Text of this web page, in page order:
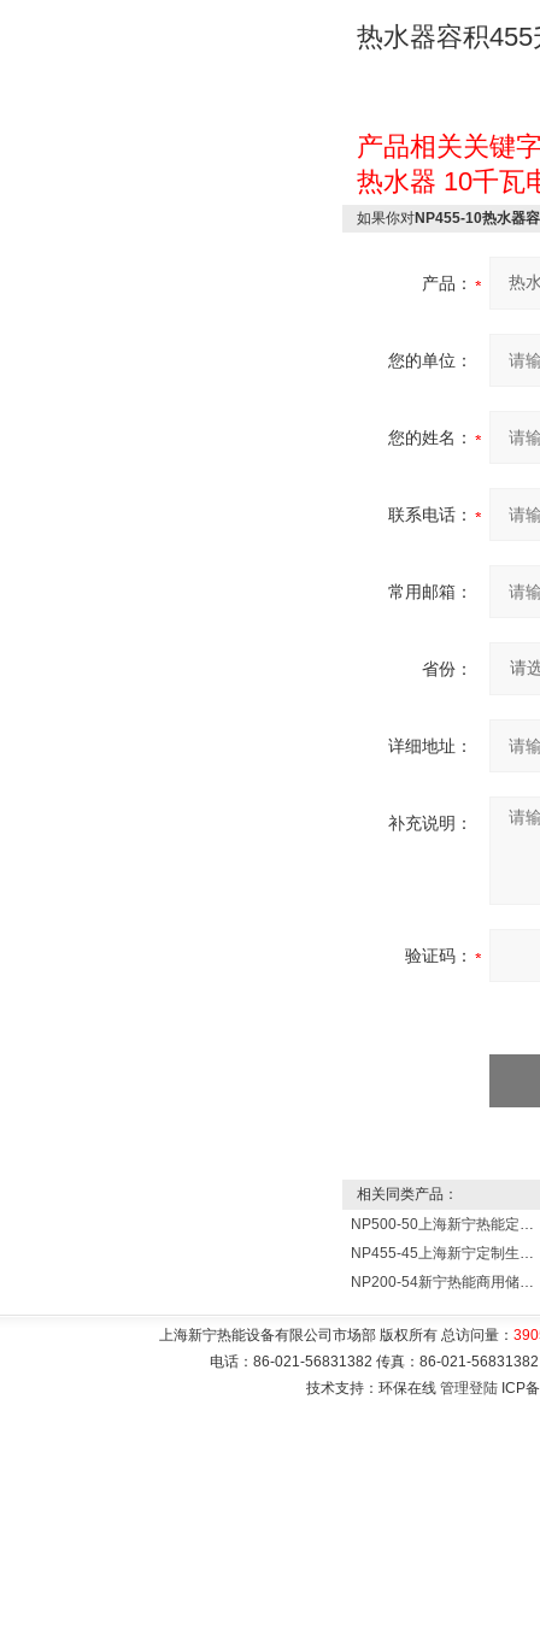
热水器容积455
产品相关关键
热水器 10千瓦
如果你对NP455-10热水器
产品：
您的单位：
您的姓名：
联系电话：
常用邮箱：
省份：
详细地址：
补充说明：
验证码：
相关同类产品：
NP500-50上海新宁热能定制各式不锈钢水箱容器
NP455-45上海新宁定制生产各式不锈钢容器
NP200-54新宁热能商用储水式电热水器V=200升N=54千瓦
上海新宁热能设备有限公司市场部 版权所有 总访问量：
电话：86-021-56831382 传真：86-021-
技术支持：环保在线 管理登陆 ICP